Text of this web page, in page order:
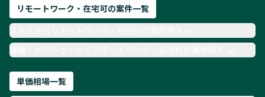
リモートワーク・在宅可の案件一覧
職種・ポジションからリモートワーク・在宅可の案件探す
単価相場一覧